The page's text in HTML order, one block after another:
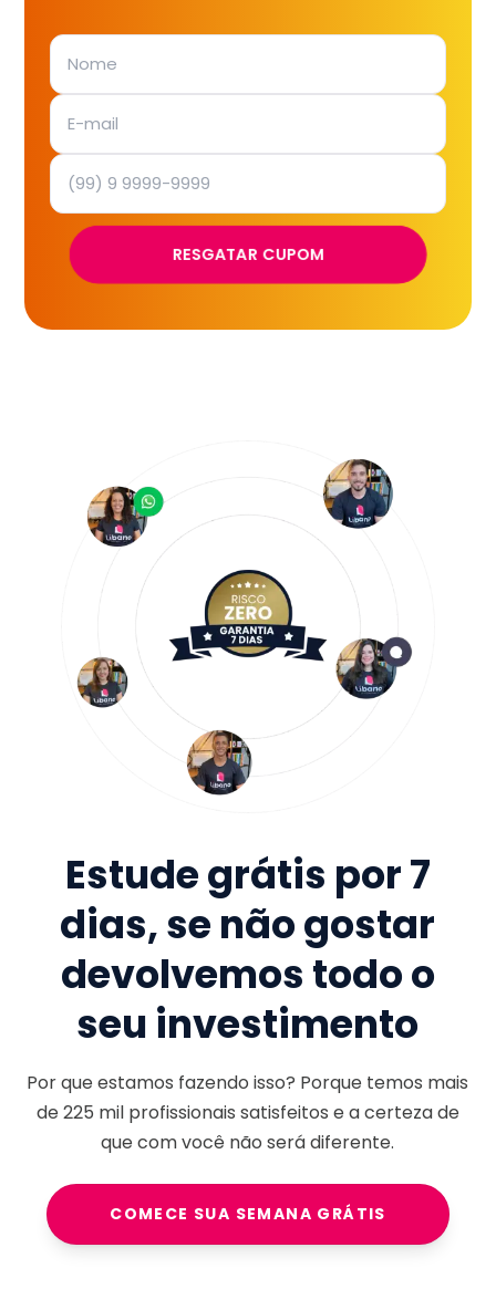
RESGATAR CUPOM
Estude grátis por 7
dias, se não gostar
devolvemos todo o
seu investimento
Por que estamos fazendo isso? Porque temos mais
de225 milprofissionais satisfeitos e a certeza de
que com você não será diferente.
COMECE SUA SEMANA GRÁTIS